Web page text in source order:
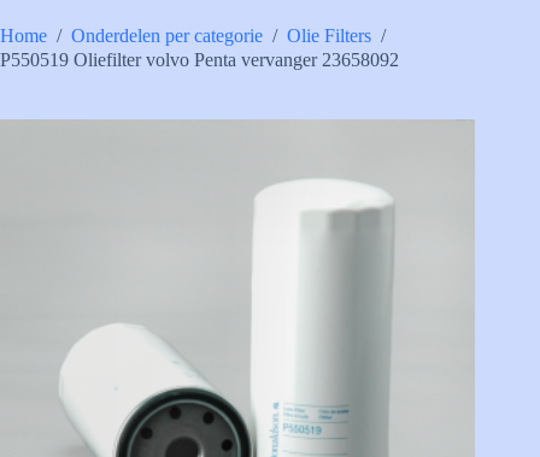
Home / Onderdelen per categorie / Olie Filters /
P550519 Oliefilter volvo Penta vervanger 23658092